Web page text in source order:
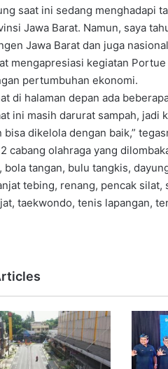
saat ini sedang menghadapi
Jawa Barat. Namun, saya
Jawa Barat dan juga
mengapresiasi kegiatan
pertumbuhan ekonomi.
di halaman depan ada
ini masih darurat sampah,
bisa dikelola dengan baik,”
cabang olahraga yang
bola tangan, bulu tangkis,
tebing, renang, pencak
taekwondo, tenis lapangan,